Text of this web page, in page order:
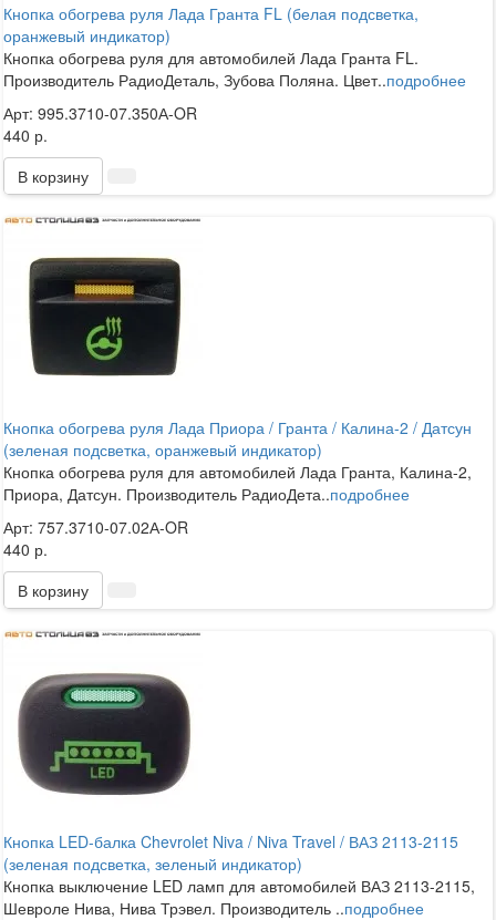
Кнопка обогрева руля Лада Гранта FL (белая подсветка,
оранжевый индикатор)
Кнопка обогрева руля для автомобилей Лада Гранта FL.
Производитель РадиоДеталь, Зубова Поляна. Цвет..подробнее
Арт: 995.3710-07.350А-OR
440 р.
В корзину
Кнопка обогрева руля Лада Приора / Гранта / Калина-2 / Датсун
(зеленая подсветка, оранжевый индикатор)
Кнопка обогрева руля для автомобилей Лада Гранта, Калина-2,
Приора, Датсун. Производитель РадиоДета..подробнее
Арт: 757.3710-07.02А-OR
440 р.
В корзину
Кнопка LED-балка Chevrolet Niva / Niva Travel / ВАЗ 2113-2115
(зеленая подсветка, зеленый индикатор)
Кнопка выключение LED ламп для автомобилей ВАЗ 2113-2115,
Шевроле Нива, Нива Трэвел. Производитель ..подробнее